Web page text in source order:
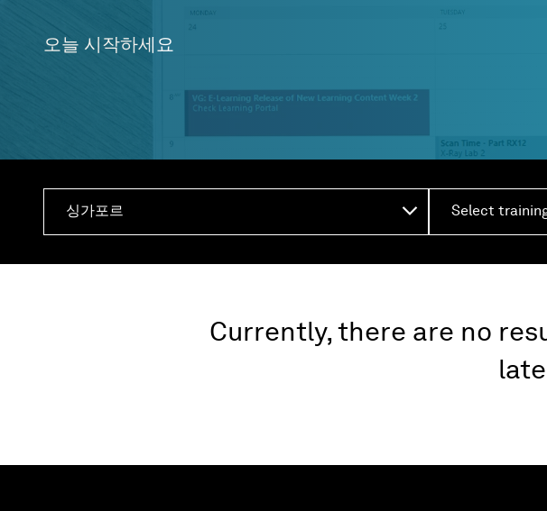
오늘 시작하세요
싱가포르 Select
Currently, there are no